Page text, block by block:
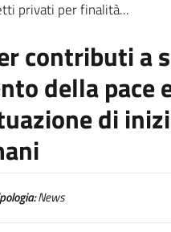
privati per finalità...
contributi a
della pace
di
News